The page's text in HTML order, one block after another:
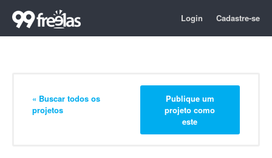
Login Cadastre-se
« Buscar todos os
projetos
Publique um
projeto como
este